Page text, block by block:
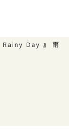
Rainy Day 』 雨